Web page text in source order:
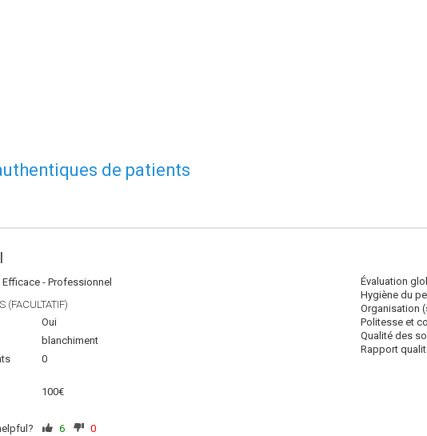
de patients
Évaluation
Hygiène du
Organisation
Politesse et
Qualité des
Rapport
- Professionnel
(FACULTATIF)
Oui
blanchiment
0
100€
6 0